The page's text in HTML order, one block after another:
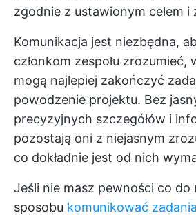
zgodnie z ustawionym celem i
Komunikacja jest niezbędna,
członkom zespołu zrozumieć,
mogą najlepiej zakończyć
powodzenie projektu. Bez
precyzyjnych szczegółów i
pozostają oni z niejasnym
co dokładnie jest od nich
Jeśli nie masz pewności co do
sposobu komunikować